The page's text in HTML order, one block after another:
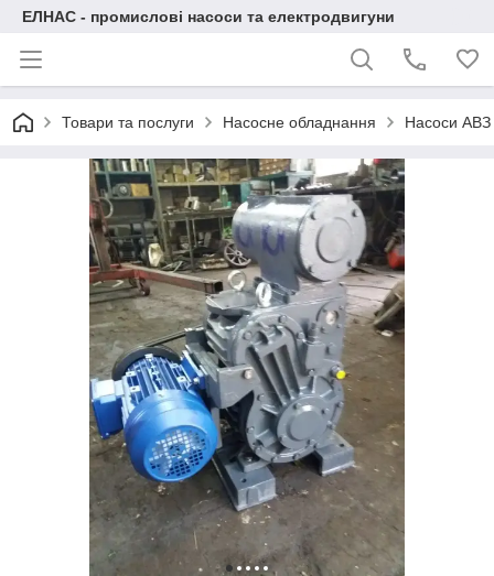
ЕЛНАС - промислові насоси та електродвигуни
Товари та послуги Насосне обладнання Насоси АВЗ